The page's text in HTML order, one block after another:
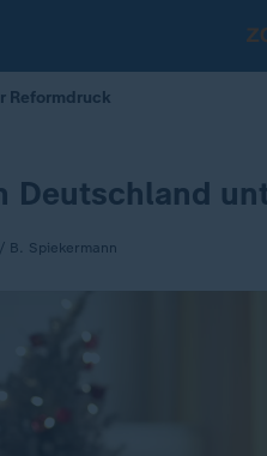
Reformdruck
Deutschland
B. Spiekermann